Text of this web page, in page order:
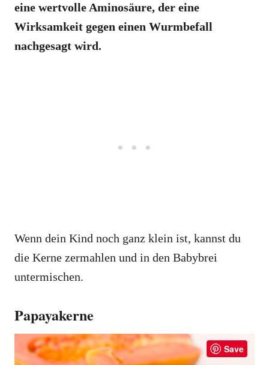
eine wertvolle Aminosäure, der eine
Wirksamkeit gegen einen Wurmbefall
nachgesagt wird.
Wenn dein Kind noch ganz klein ist, kannst du
die Kerne zermahlen und in den Babybrei
untermischen.
Papayakerne
Save